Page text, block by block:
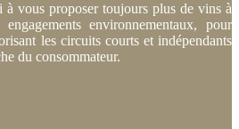
vous proposer toujours plus de vins à
environnementaux, pour
les circuits courts et indépendants
du consommateur.